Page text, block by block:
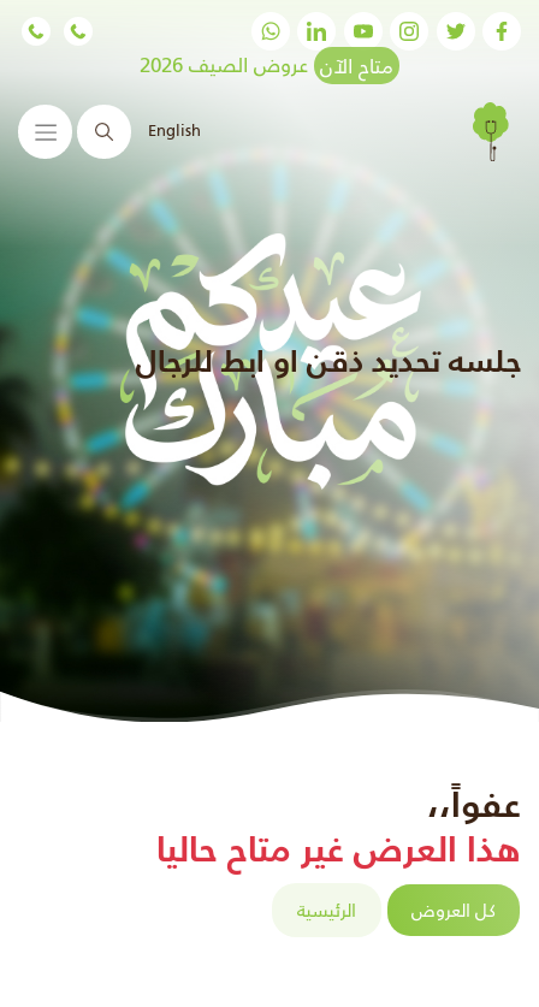
متاح الآن عروض الصيف 2026
English البحث
جلسه تحديد ذقن او ابط للرجال
عفواً،،
هذا العرض غير متاح حاليا
كل العروض الرئيسية